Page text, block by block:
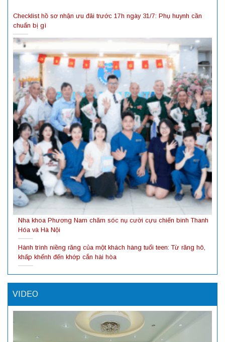
Checklist hồ sơ nhận ưu đãi trước 17h ngày 31/7: Phụ huynh cần
chuẩn bị gì
Nha khoa Phương Nam chăm sóc nụ cười cựu chiến binh Thanh
Hóa và Hà Nội
Hành trình niềng răng của một khách hàng tuổi teen: Từ răng hô,
khấp khểnh đến khớp cắn hài hòa
VIDEO